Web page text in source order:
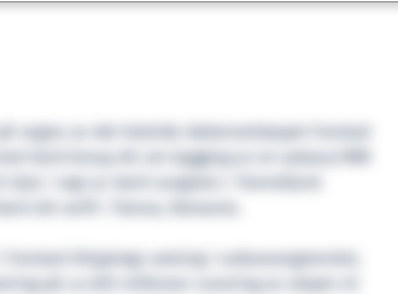
på vegne av det heleide datterselskapet Farstad
Vard Group AS om bygging av et subsea/IMR
skje i regi av Vard Langsten i Tomrefjord.
sitt verft i Tulcea, Romania.
Shippings satsing i subseasegmentet,
på ca 825 millioner Levering av skipet vil